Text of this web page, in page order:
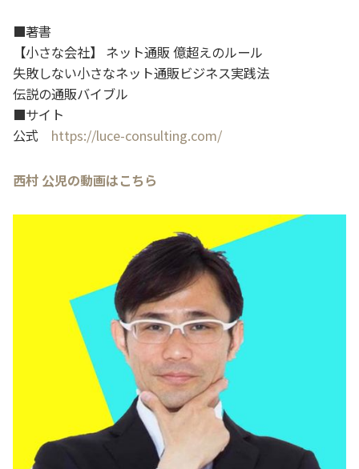
■著書
【小さな会社】 ネット通販 億超えのルール
失敗しない小さなネット通販ビジネス実践法
伝説の通販バイブル
■サイト
公式 https://luce-consulting.com/
西村 公児の動画はこちら